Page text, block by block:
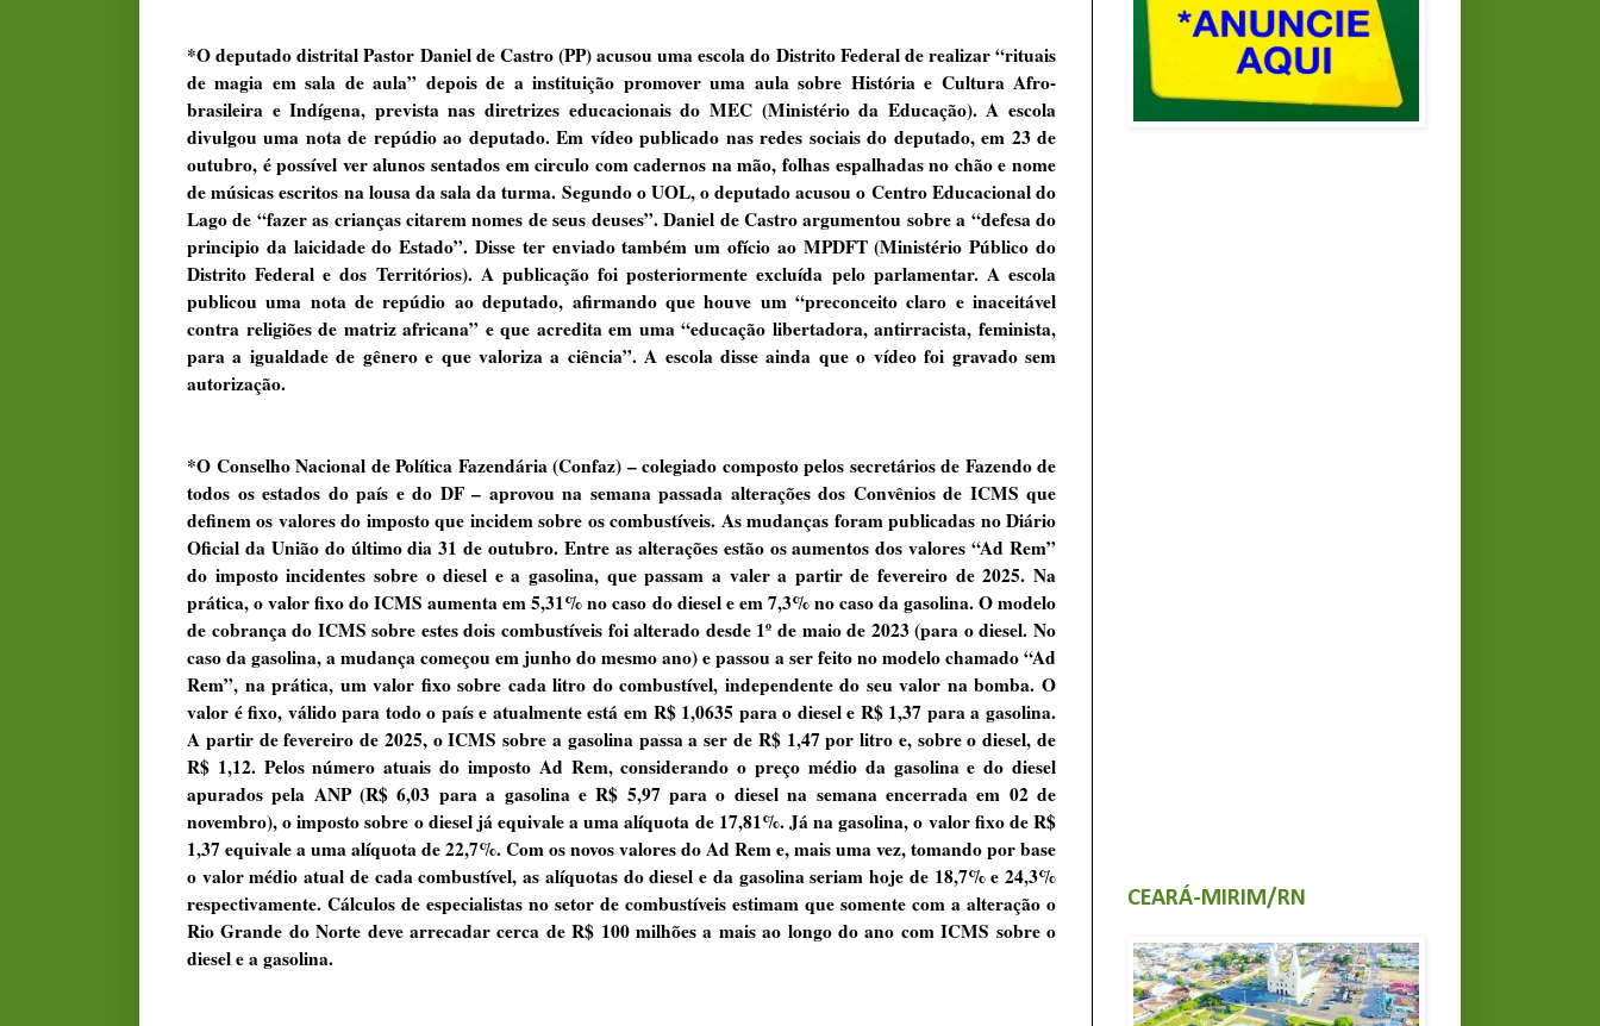
*O deputado distrital Pastor Daniel de Castro (PP) acusou uma escola do Distrito Federal de realizar “rituais
de magia em sala de aula” depois de a instituição promover uma aula sobre História e Cultura Afro-
brasileira e Indígena, prevista nas diretrizes educacionais do MEC (Ministério da Educação). A escola
divulgou uma nota de repúdio ao deputado. Em vídeo publicado nas redes sociais do deputado, em 23 de
outubro, é possível ver alunos sentados em circulo com cadernos na mão, folhas espalhadas no chão e nome
de músicas escritos na lousa da sala da turma. Segundo o UOL, o deputado acusou o Centro Educacional do
Lago de “fazer as crianças citarem nomes de seus deuses”. Daniel de Castro argumentou sobre a “defesa do
principio da laicidade do Estado”. Disse ter enviado também um ofício ao MPDFT (Ministério Público do
Distrito Federal e dos Territórios). A publicação foi posteriormente excluída pelo parlamentar. A escola
publicou uma nota de repúdio ao deputado, afirmando que houve um “preconceito claro e inaceitável
contra religiões de matriz africana” e que acredita em uma “educação libertadora, antirracista, feminista,
para a igualdade de gênero e que valoriza a ciência”. A escola disse ainda que o vídeo foi gravado sem
autorização.
*O Conselho Nacional de Política Fazendária (Confaz) – colegiado composto pelos secretários de Fazendo de
todos os estados do país e do DF – aprovou na semana passada alterações dos Convênios de ICMS que
definem os valores do imposto que incidem sobre os combustíveis. As mudanças foram publicadas no Diário
Oficial da União do último dia 31 de outubro. Entre as alterações estão os aumentos dos valores “Ad Rem”
do imposto incidentes sobre o diesel e a gasolina, que passam a valer a partir de fevereiro de 2025. Na
prática, o valor fixo do ICMS aumenta em 5,31% no caso do diesel e em 7,3% no caso da gasolina. O modelo
de cobrança do ICMS sobre estes dois combustíveis foi alterado desde 1º de maio de 2023 (para o diesel. No
caso da gasolina, a mudança começou em junho do mesmo ano) e passou a ser feito no modelo chamado “Ad
Rem”, na prática, um valor fixo sobre cada litro do combustível, independente do seu valor na bomba. O
valor é fixo, válido para todo o país e atualmente está em R$ 1,0635 para o diesel e R$ 1,37 para a gasolina.
A partir de fevereiro de 2025, o ICMS sobre a gasolina passa a ser de R$ 1,47 por litro e, sobre o diesel, de
R$ 1,12. Pelos número atuais do imposto Ad Rem, considerando o preço médio da gasolina e do diesel
apurados pela ANP (R$ 6,03 para a gasolina e R$ 5,97 para o diesel na semana encerrada em 02 de
novembro), o imposto sobre o diesel já equivale a uma alíquota de 17,81%. Já na gasolina, o valor fixo de R$
1,37 equivale a uma alíquota de 22,7%. Com os novos valores do Ad Rem e, mais uma vez, tomando por base
o valor médio atual de cada combustível, as alíquotas do diesel e da gasolina seriam hoje de 18,7% e 24,3%
respectivamente. Cálculos de especialistas no setor de combustíveis estimam que somente com a alteração o
Rio Grande do Norte deve arrecadar cerca de R$ 100 milhões a mais ao longo do ano com ICMS sobre o
diesel e a gasolina.
CEARÁ-MIRIM/RN